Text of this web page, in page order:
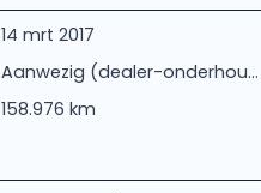
14 mrt 2017
Aanwezig (dealer-onderhou...
158.976 km